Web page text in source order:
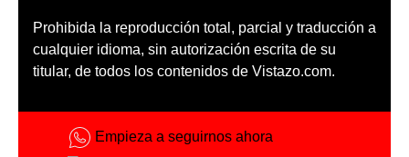
Prohibida la reproducción total, parcial y traducción a
cualquier idioma, sin autorización escrita de su
titular, de todos los contenidos de Vistazo.com.
Empieza a seguirnos ahora